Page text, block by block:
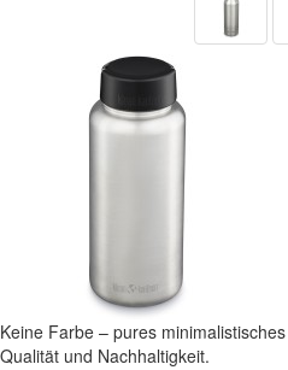
Keine Farbe – pures
Qualität und Nachhaltigkeit.